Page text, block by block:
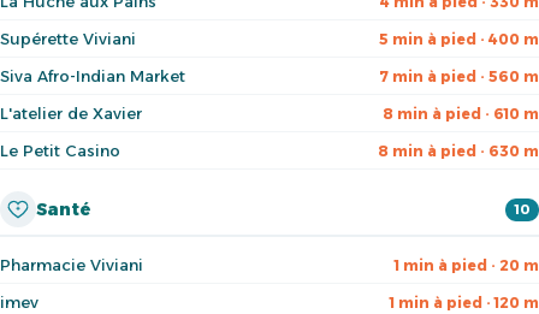
Supérette Viviani 5 min à pied · 400 m
Siva Afro-Indian Market 7 min à pied · 560 m
L'atelier de Xavier 8 min à pied · 610 m
Le Petit Casino 8 min à pied · 630 m
Santé 10
Pharmacie Viviani 1 min à pied · 20 m
imev 1 min à pied · 120 m